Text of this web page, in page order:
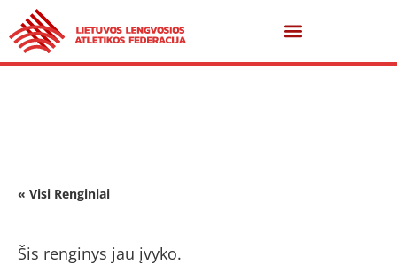
« Visi Renginiai
Šis renginys jau įvyko.